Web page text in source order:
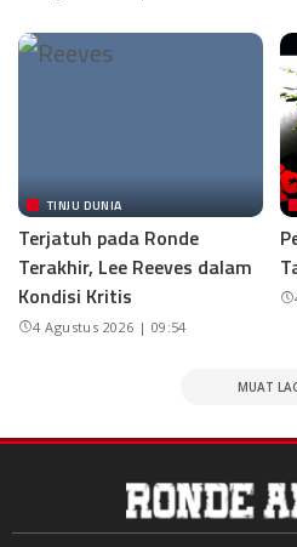
TINJU DUNIA
Terjatuh pada Ronde
Terakhir, Lee Reeves dalam
Kondisi Kritis
4 Agustus 2026 | 09:54
MUAT